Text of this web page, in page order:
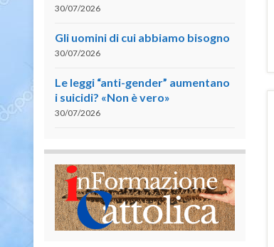
30/07/2026
Gli uomini di cui abbiamo bisogno
30/07/2026
Le leggi “anti-gender” aumentano
i suicidi? «Non è vero»
30/07/2026